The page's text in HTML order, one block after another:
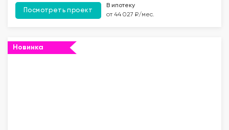
Посмотреть проект
В ипотеку
от 44 027 ₽/мес.
Новинка